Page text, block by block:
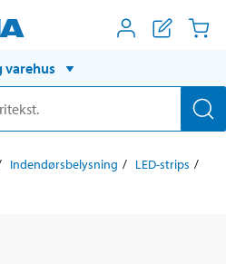
varehus
Indendørsbelysning
LED-strips